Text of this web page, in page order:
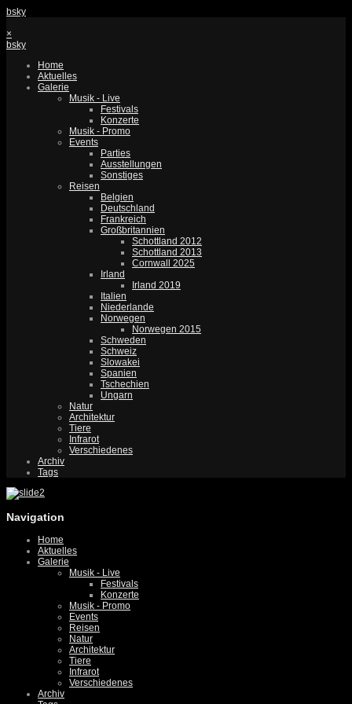
bsky
×
bsky
Home
Aktuelles
Galerie
Musik - Live
Festivals
Konzerte
Musik - Promo
Events
Parties
Ausstellungen
Sonstiges
Reisen
Belgien
Deutschland
Frankreich
Großbritannien
Schottland 2012
Schottland 2013
Cornwall 2025
Irland
Irland 2019
Italien
Niederlande
Norwegen
Norwegen 2015
Schweden
Schweiz
Slowakei
Spanien
Tschechien
Ungarn
Natur
Architektur
Tiere
Infrarot
Verschiedenes
Archiv
Tags
Navigation
Home
Aktuelles
Galerie
Musik - Live
Festivals
Konzerte
Musik - Promo
Events
Reisen
Natur
Architektur
Tiere
Infrarot
Verschiedenes
Archiv